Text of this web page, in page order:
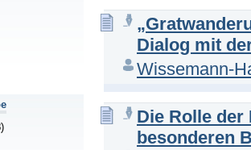
Dialog mit
Wissemann-
Die Rolle der
besonderen